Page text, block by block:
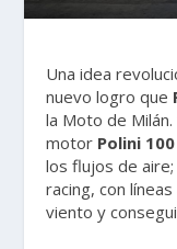
Una idea
nuevo logro que
la Moto de
motor Polini
los flujos de
racing, con
viento y